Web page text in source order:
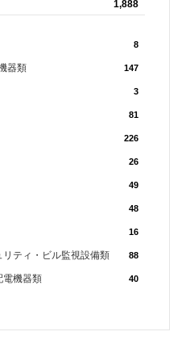
1,888
8
器類 147
3
81
226
26
49
48
16
ティ・ビル監視設備類 88
電機器類 40